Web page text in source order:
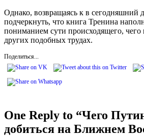
Однако, возвращаясь к в сегодняшний
подчеркнуть, что книга Тренина
пониманием сути происходящего, чего
других подобных трудах.
Поделиться...
One Reply to “Чего
добиться на Ближнем